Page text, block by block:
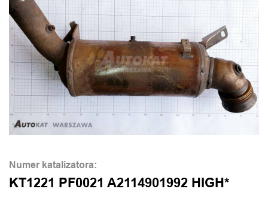
Numer katalizatora:
KT1221 PF0021 A2114901992 HIGH*